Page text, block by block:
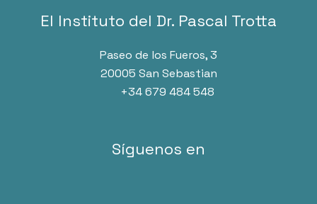
El Instituto del Dr. Pascal Trotta
Paseo de los Fueros, 3
20005 San Sebastian
+34 679 484 548
Síguenos en